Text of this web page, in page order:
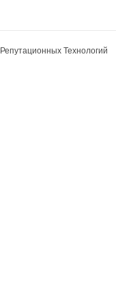
Технологий